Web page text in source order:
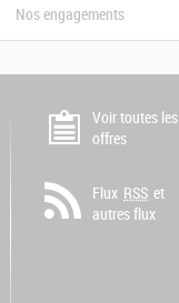
Nos engagements
Voir toutes les
offres
Flux RSS et
autres flux